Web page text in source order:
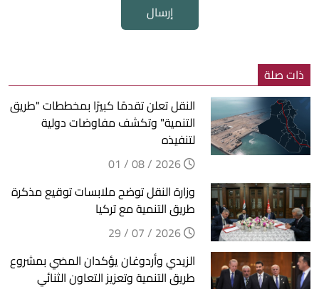
إرسال
ذات صلة
النقل تعلن تقدمًا كبيرًا بمخططات "طريق
التنمية" وتكشف مفاوضات دولية
لتنفيذه
وزارة النقل توضح ملابسات توقيع مذكرة
طريق التنمية مع تركيا
الزيدي وأردوغان يؤكدان المضي بمشروع
طريق التنمية وتعزيز التعاون الثنائي